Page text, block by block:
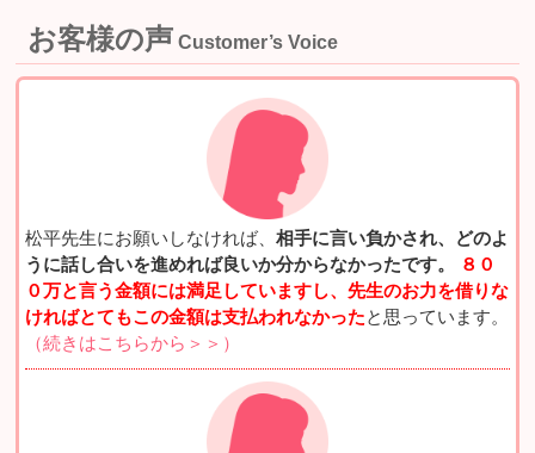
お客様の声 Customer’s Voice
松平先生にお願いしなければ、相手に言い負かされ、どのよ
うに話し合いを進めれば良いか分からなかったです。
８０
０万と言う金額には満足していますし、先生のお力を借りな
ければとてもこの金額は支払われなかったと思っています。
（続きはこちらから＞＞）